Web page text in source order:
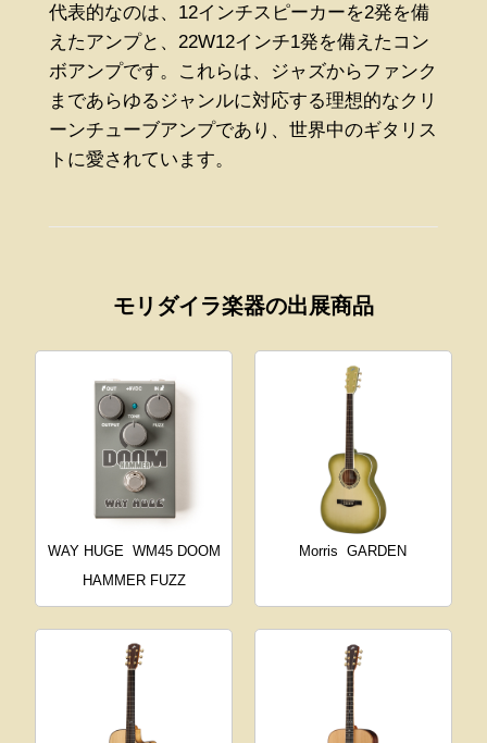
代表的なのは、12インチスピーカーを2発を備
えたアンプと、22W12インチ1発を備えたコン
ボアンプです。これらは、ジャズからファンク
まであらゆるジャンルに対応する理想的なクリ
ーンチューブアンプであり、世界中のギタリス
トに愛されています。
モリダイラ楽器の出展商品
WAY HUGE WM45 DOOM
HAMMER FUZZ
Morris GARDEN